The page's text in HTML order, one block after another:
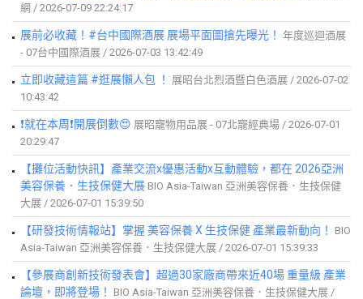
網 / 2026-07-09 22:24:17
展前必收藏！#台中國際酒展 展場平面圖搶先曝光！ 年度巡迴酒展
- 07台中國際酒展 / 2026-07-03 13:42:49
立即收藏這篇 #逛展懶人包 ！
展昭台北烈酒暨白色酒展 / 2026-07-02
10:43:42
❗就在本周❗開展倒數😍 展昭寵物用品展 - 07北寵經典場 / 2026-07-01
20:29:47
【攤位活動快訊】產業交流x優惠活動x互動體驗，都在 2026亞洲
美容保養．生技保健大展 BIO Asia-Taiwan 亞洲美容保養．生技保健
大展 / 2026-07-01 15:39:50
【研發技術情報站】掌握 美容保養 X 生技保健 產業最新動向！
BIO
Asia-Taiwan 亞洲美容保養．生技保健大展 / 2026-07-01 15:39:33
【參展商創新技術發表會】超過30家廠商帶來近40場 重量級 產業
論壇，即將登場！
BIO Asia-Taiwan 亞洲美容保養．生技保健大展 /